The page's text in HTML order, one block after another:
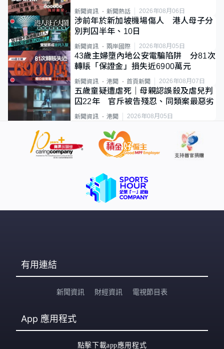
新聞資訊 新聞熱話 2026年08月06日
涉前年於新加坡機場傷人 港人母子分
別判囚半年、10日
新聞資訊 兩岸國際 2026年08月05日
43歲主婦墮內地公安電騙陷阱 分81次
轉賬「保證金」損失近6900萬元
新聞資訊 港聞 首頁新聞 2026年08月07日
五歲童疑遭虐死｜母親認誤殺及虐兒判
囚22年 官斥被告殘忍、同類案最惡劣
新聞資訊 港聞 2026年08月05日
有用連結
新聞資訊 財經資訊 電視節目表
App 應用程式
點擊下載app應用程式